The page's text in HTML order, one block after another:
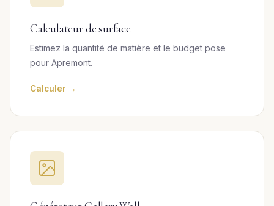
Calculateur de surface
Estimez la quantité de matière et le budget pose
pour Apremont.
Calculer →